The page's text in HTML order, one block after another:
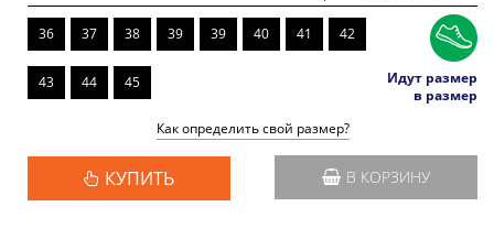
36 37 38 39 39 40 41 42
43 44 45
Идут размер
в размер
Как определить свой размер?
КУПИТЬ В КОРЗИНУ